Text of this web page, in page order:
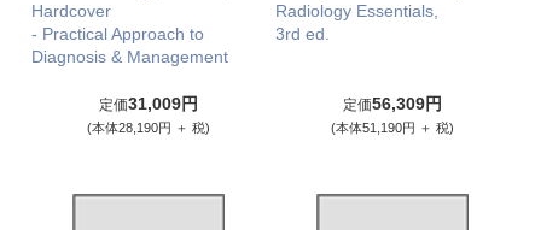
Hardcover
- Practical Approach to
Diagnosis & Management
定価31,009円
(本体28,190円 ＋ 税)
Radiology Essentials,
3rd ed.
定価56,309円
(本体51,190円 ＋ 税)